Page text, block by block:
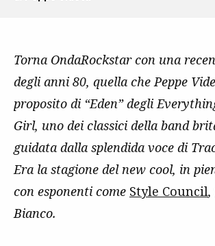
Torna OndaRockstar con una
degli anni 80, quella che Peppe
proposito di “Eden” degli
Girl, uno dei classici della band
guidata dalla splendida voce di
Era la stagione del new cool, in
con esponenti come Style Council,
Bianco.